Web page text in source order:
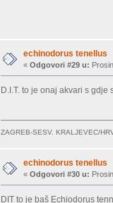
echinodorus tenellus
«Odgovori #29 u:
D.I.T. to je onaj akvari s
ZAGREB-SESV. KRALJEVEC/
echinodorus tenellus
«Odgovori #30 u:
DIT to je baš Echiodorus